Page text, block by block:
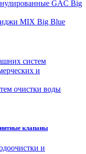
GAC Big
MIX Big Blue
систем
и
очистки воды
клапаны
и